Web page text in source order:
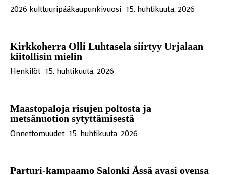
2026 kulttuuripääkaupunkivuosi 15. huhtikuuta, 2026
Kirkkoherra Olli Luhtasela siirtyy Urjalaan
kiitollisin mielin
Henkilöt 15. huhtikuuta, 2026
Maastopaloja risujen poltosta ja
metsänuotion sytyttämisestä
Onnettomuudet 15. huhtikuuta, 2026
Parturi-kampaamo Salonki Ässä avasi ovensa